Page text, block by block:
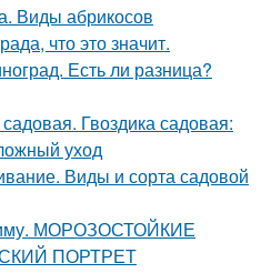
Виды абрикосов
что это значит.
Есть ли разница?
Гвоздика садовая:
уход
Виды и сорта садовой
МОРОЗОСТОЙКИЕ
ПОРТРЕТ